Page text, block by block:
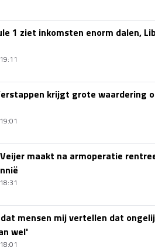
1 ziet inkomsten enorm dalen,
krijgt grote waardering
maakt na armoperatie
mensen mij vertellen dat
wel'